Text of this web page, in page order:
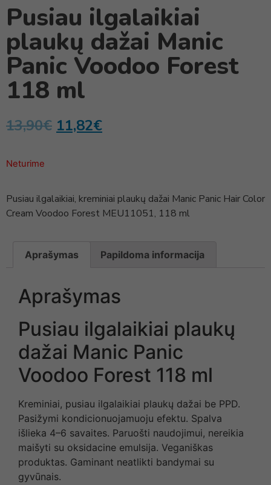
Pusiau ilgalaikiai
plaukų dažai Manic
Panic Voodoo Forest
118 ml
13,90€ 11,82€
Neturime
Pusiau ilgalaikiai, kreminiai plaukų dažai Manic Panic Hair Color
Cream Voodoo Forest MEU11051, 118 ml
Aprašymas Papildoma informacija
Aprašymas
Pusiau ilgalaikiai plaukų
dažai Manic Panic
Voodoo Forest 118 ml
Kreminiai, pusiau ilgalaikiai plaukų dažai be PPD.
Pasižymi kondicionuojamuoju efektu. Spalva
išlieka 4–6 savaites. Paruošti naudojimui, nereikia
maišyti su oksidacine emulsija. Veganiškas
produktas. Gaminant neatlikti bandymai su
gyvūnais.